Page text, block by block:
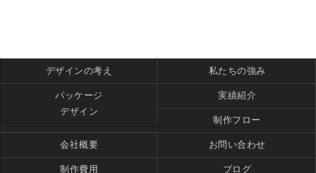
デザインの考え 私たちの強み
パッケージ
デザイン
実績紹介
制作フロー
会社概要 お問い合わせ
制作費用 ブログ